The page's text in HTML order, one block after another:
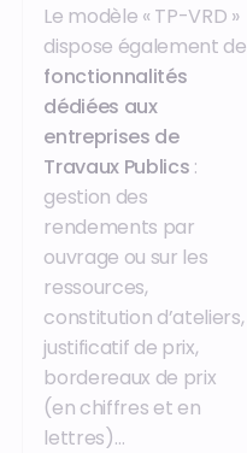
Le modèle « TP-VRD »
dispose également de
fonctionnalités
dédiées aux
entreprises de
Travaux Publics :
gestion des
rendements par
ouvrage ou sur les
ressources,
constitution d’ateliers,
justificatif de prix,
bordereaux de prix
(en chiffres et en
lettres)…